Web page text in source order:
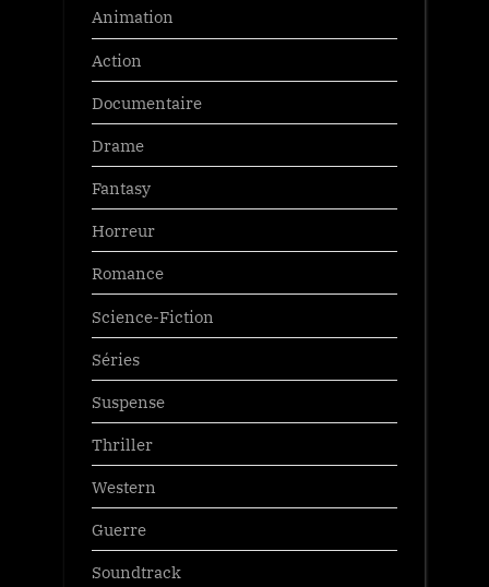
Animation
Action
Documentaire
Drame
Fantasy
Horreur
Romance
Science-Fiction
Séries
Suspense
Thriller
Western
Guerre
Soundtrack